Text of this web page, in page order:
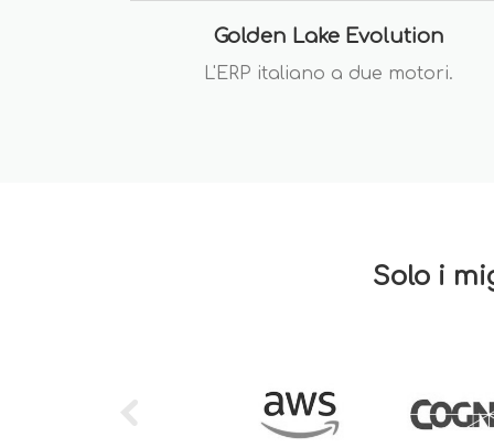
Golden Lake Evolution
L'ERP italiano a due motori.
Solo i